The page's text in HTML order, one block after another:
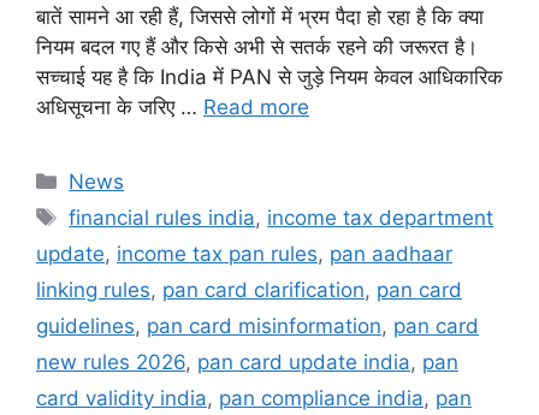
बातें सामने आ रही हैं, जिससे लोगों में भ्रम पैदा हो रहा है कि क्या
नियम बदल गए हैं और किसे अभी से सतर्क रहने की जरूरत है।
सच्चाई यह है कि India में PAN से जुड़े नियम केवल आधिकारिक
अधिसूचना के जरिए … Read more
Categories
News
Tags
financial rules india, income tax department
update, income tax pan rules, pan aadhaar
linking rules, pan card clarification, pan card
guidelines, pan card misinformation, pan card
new rules 2026, pan card update india, pan
card validity india, pan compliance india, pan